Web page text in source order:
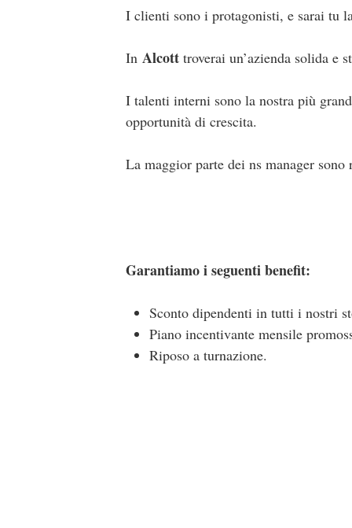
I clienti sono i protagonisti, e sarai tu
In Alcott troverai un’azienda solida e
I talenti interni sono la nostra più
opportunità di crescita.
La maggior parte dei ns manager
Garantiamo i seguenti benefit:
Sconto dipendenti in tutti i nostri
Piano incentivante mensile
Riposo a turnazione.